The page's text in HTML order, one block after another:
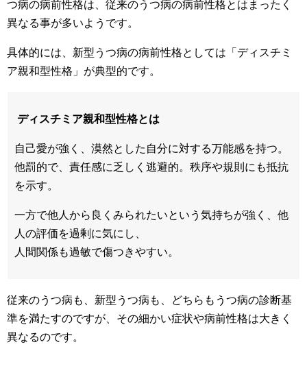
つ病の病前性格は、従来のうつ病の病前性格とはまったく
異なる事が多いようです。
具体的には、新型うつ病の病前性格としては「ディスチミ
ア親和型性格」が典型的です。
ディスチミア親和型性格とは
自己愛が強く、漠然とした自分に対する万能感を持つ。
他罰的で、責任感に乏しく逃避的。秩序や規則にも抵抗
を示す。
一方で他人から良くみられたいという気持ちが強く、他
人の評価を過剰に気にし、
人間関係も過敏で傷つきやすい。
従来のうつ病も、新型うつ病も、どちらもうつ病の診断基
準を満たすのですが、その細かい症状や病前性格は大きく
異なるのです。